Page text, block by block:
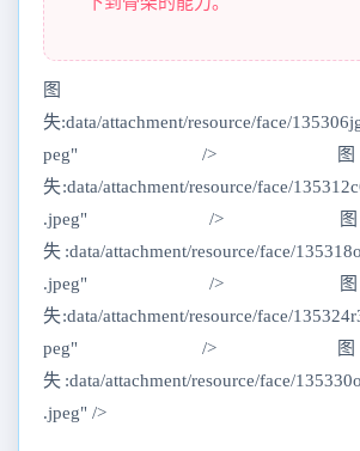
图
失:data/attachment/resource/face/
peg" />
失:data/attachment/resource/face/
.jpeg" />
失:data/attachment/resource/face/
.jpeg" />
失:data/attachment/resource/face/
peg" />
失:data/attachment/resource/face/
.jpeg" />